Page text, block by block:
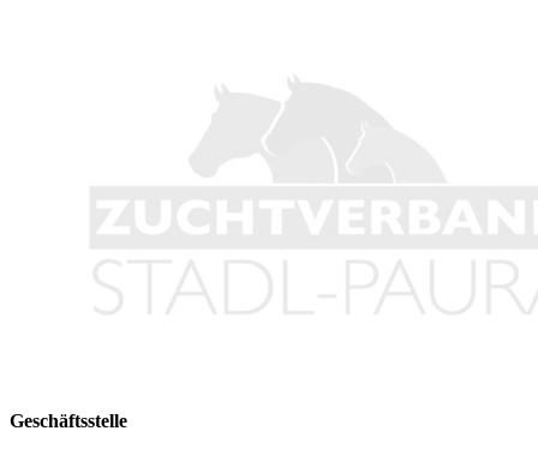
Geschäftsstelle